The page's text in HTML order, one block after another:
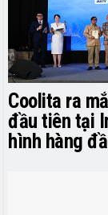
Coolita ra
đầu tiên tại
hình hàng